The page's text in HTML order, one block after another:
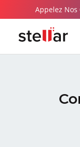
Appelez Nos